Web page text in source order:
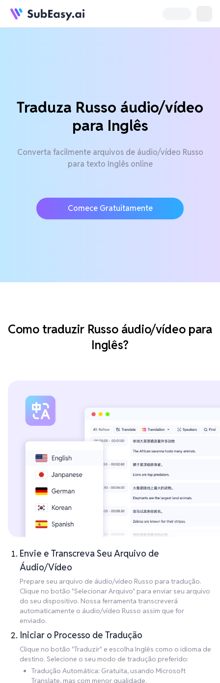
Traduza Russo áudio/vídeo
para Inglês
Converta facilmente arquivos de áudio/vídeo Russo
para texto Inglês online
Comece Gratuitamente
Como traduzir Russo áudio/vídeo para
Inglês?
Envie e Transcreva Seu Arquivo de
Áudio/Vídeo
Prepare seu arquivo de áudio/vídeo Russo para tradução.
Clique no botão "Selecionar Arquivo" para enviar seu arquivo
do seu dispositivo. Nossa ferramenta transcreverá
automaticamente o áudio/vídeo Russo assim que for
enviado.
Iniciar o Processo de Tradução
Clique no botão "Traduzir" e escolha Inglês como o idioma de
destino. Selecione o seu modo de tradução preferido:
Tradução Automática: Gratuita, usando Microsoft
Translate, mas com menor qualidade.